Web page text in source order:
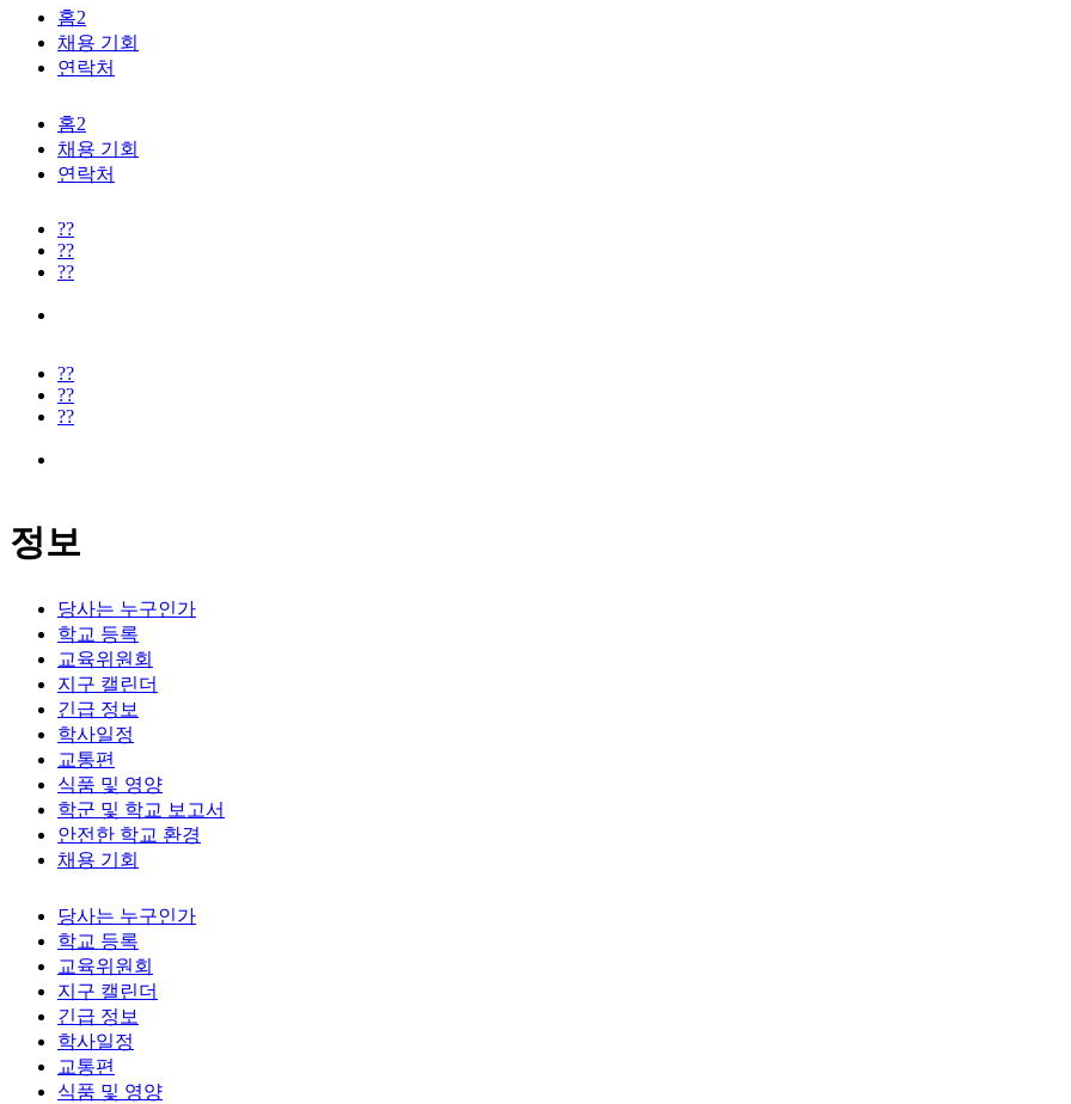
홈2
채용 기회
연락처
홈2
채용 기회
연락처
??
??
??
??
??
??
정보
당사는 누구인가
학교 등록
교육위원회
지구 캘린더
긴급 정보
학사일정
교통편
식품 및 영양
학군 및 학교 보고서
안전한 학교 환경
채용 기회
당사는 누구인가
학교 등록
교육위원회
지구 캘린더
긴급 정보
학사일정
교통편
식품 및 영양